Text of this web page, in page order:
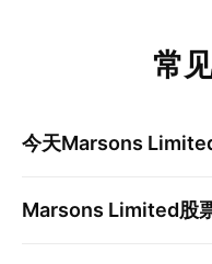
常
今天Marsons
Marsons Limited股